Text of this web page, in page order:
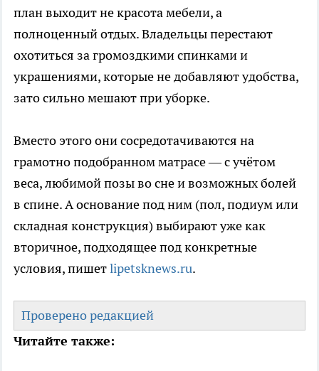
план выходит не красота мебели, а
полноценный отдых. Владельцы перестают
охотиться за громоздкими спинками и
украшениями, которые не добавляют удобства,
зато сильно мешают при уборке.
Вместо этого они сосредотачиваются на
грамотно подобранном матрасе — с учётом
веса, любимой позы во сне и возможных болей
в спине. А основание под ним (пол, подиум или
складная конструкция) выбирают уже как
вторичное, подходящее под конкретные
условия, пишетlipetsknews.ru.
Проверено редакцией
Читайте также: